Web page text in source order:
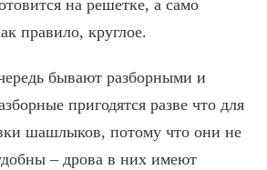
на решетке, а само
правило, круглое.
бывают разборными и
пригодятся разве что для
шашлыков, потому что они не
– дрова в них имеют